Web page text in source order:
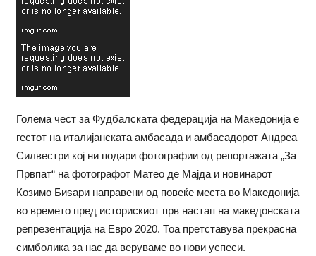
Голема чест за Фудбалската федерација на Македонија е
гестот на италијанската амбасада и амбасадорот Андреа
Силвестри кој ни подари фотографии од репортажата „За
Првпат“ на фотографот Матео де Мајда и новинарот
Козимо Биѕари направени од повеќе места во Македонија
во времето пред историскиот прв настап на македонската
репрезентација на Евро 2020. Тоа претставува прекрасна
симболика за нас да веруваме во нови успеси.